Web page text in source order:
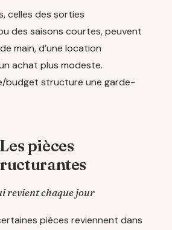
celles des sorties
des saisons courtes, peuvent
main, d’une location
achat plus modeste.
budget structure une garde-
Les pièces
revient chaque jour
pièces reviennent dans